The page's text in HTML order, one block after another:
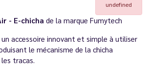
undefined
- E-chicha de la marque Fumytech
accessoire innovant et simple à utiliser
le mécanisme de la chicha
tracas.